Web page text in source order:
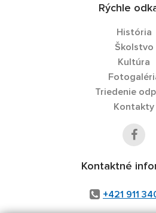
Rýchle
História
Školstvo
Kultúra
Triedenie
Kontakty
Kontaktné
+421 911